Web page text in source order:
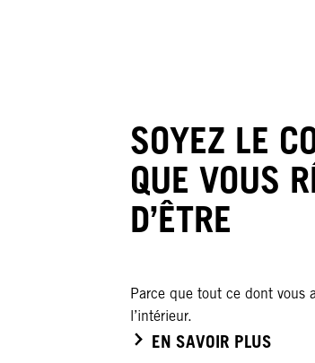
SOYEZ LE
QUE VOUS
D’ÊTRE
Parce que tout ce dont vous
l’intérieur.
EN SAVOIR PLUS